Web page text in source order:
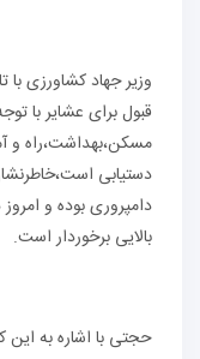
وزیر جهاد کشاورزی
قبول برای عشایر با
مسکن،بهداشت،راه و
دستیابی
دامپروری بوده و
بالایی برخوردار است.